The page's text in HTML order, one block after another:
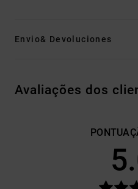
Envio& Devoluciones
Avaliações dos